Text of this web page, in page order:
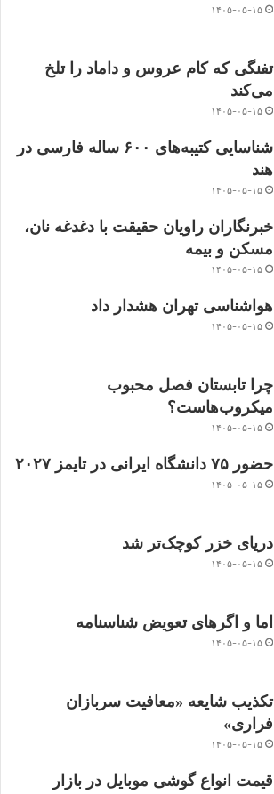
۱۴۰۵-۰۵-۱۵
تفنگی که کام عروس و داماد را تلخ
می‌کند
۱۴۰۵-۰۵-۱۵
شناسایی کتیبه‌های ۶۰۰ ساله فارسی در
هند
۱۴۰۵-۰۵-۱۵
خبرنگاران راویان حقیقت با دغدغه نان،
مسکن و بیمه
۱۴۰۵-۰۵-۱۵
هواشناسی تهران هشدار داد
۱۴۰۵-۰۵-۱۵
چرا تابستان فصل محبوب
میکروب‌هاست؟
۱۴۰۵-۰۵-۱۵
حضور ۷۵ دانشگاه ایرانی در تایمز ۲۰۲۷
۱۴۰۵-۰۵-۱۵
دریای خزر کوچک‌تر شد
۱۴۰۵-۰۵-۱۵
اما و اگرهای تعویض شناسنامه
۱۴۰۵-۰۵-۱۵
تکذیب شایعه «معافیت سربازان
فراری»
۱۴۰۵-۰۵-۱۵
قیمت انواع گوشی موبایل در بازار